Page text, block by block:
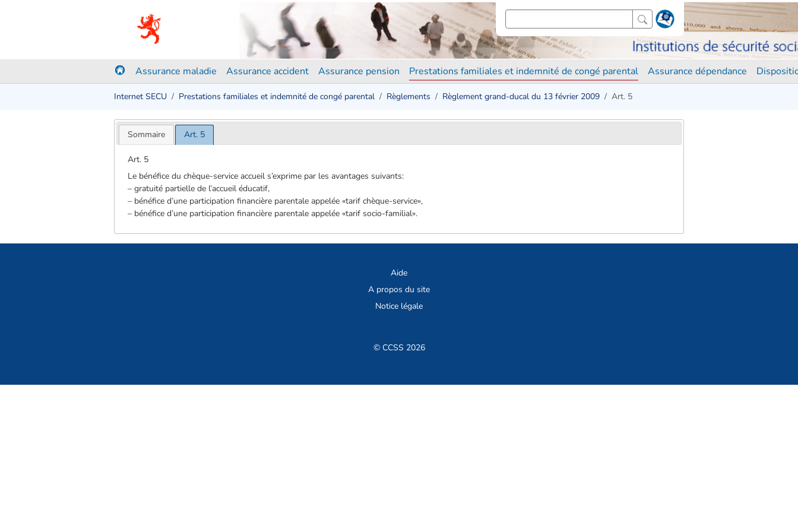
Assurance maladie Assurance accident Assurance pension Prestations familiales et indemnité de congé parental Assurance dépendance
Internet SECU Prestations familiales et indemnité de congé parental Règlements Règlement grand-ducal du 13 février 2009 Art. 5
Sommaire Art. 5
Art. 5
Le bénéfice du chèque-service accueil s’exprime par les avantages suivants:
– gratuité partielle de l’accueil éducatif,
– bénéfice d’une participation financière parentale appelée «tarif chèque-service»,
– bénéfice d’une participation financière parentale appelée «tarif socio-familial».
Aide
A propos du site
Notice légale
© CCSS 2026